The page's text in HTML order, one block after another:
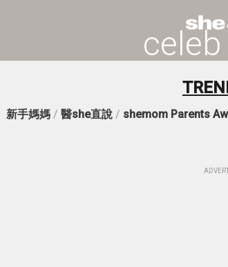
新手媽媽 / 醫she直說 / shemom Parents